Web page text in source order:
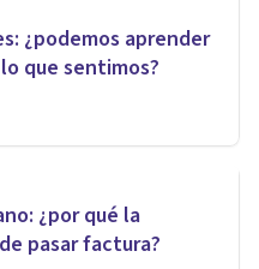
¿podemos aprender
que sentimos?
¿por qué la
pasar factura?